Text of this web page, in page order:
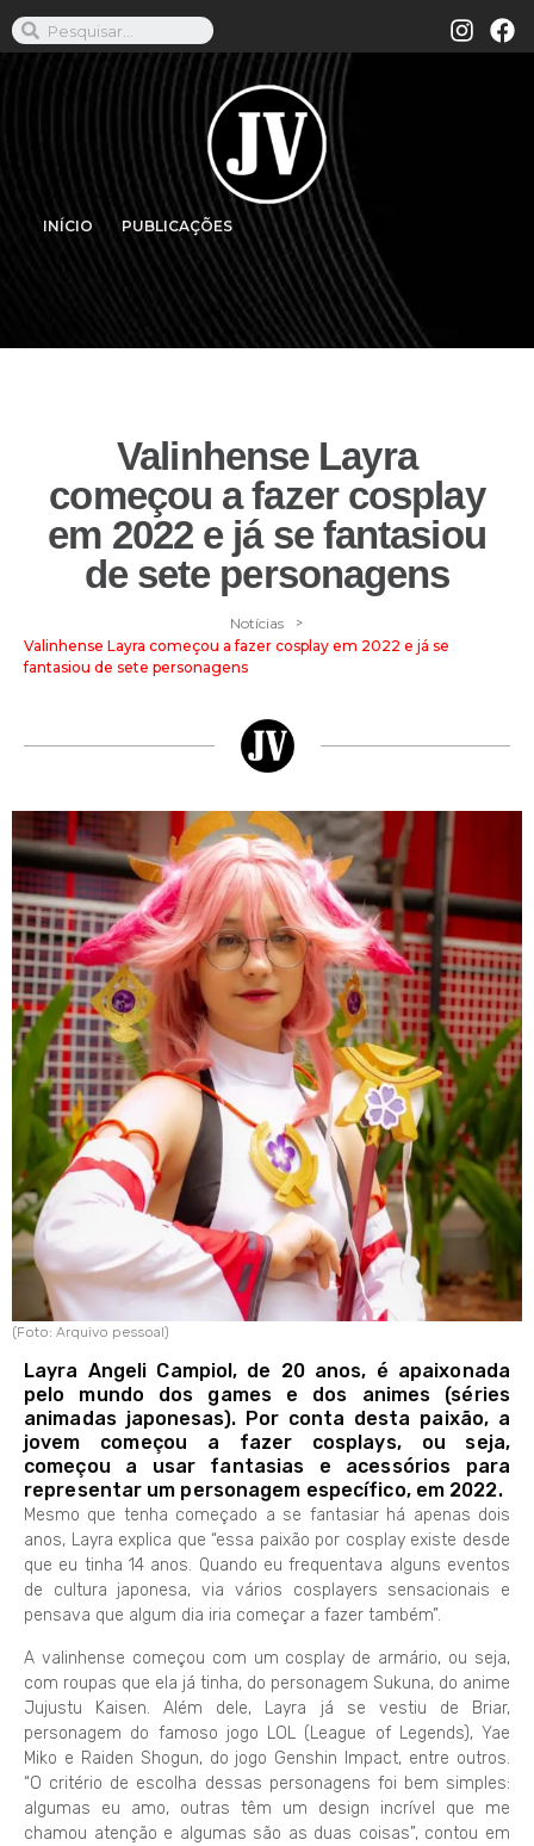
INÍCIO PUBLICAÇÕES
Valinhense Layra
começou a fazer cosplay
em 2022 e já se fantasiou
de sete personagens
Notícias >
Valinhense Layra começou a fazer cosplay em 2022 e já se
fantasiou de sete personagens
(Foto: Arquivo pessoal)
Layra Angeli Campiol, de 20 anos, é apaixonada
pelo mundo dos games e dos animes (séries
animadas japonesas). Por conta desta paixão, a
jovem começou a fazer cosplays, ou seja,
começou a usar fantasias e acessórios para
representar um personagem específico, em 2022.
Mesmo que tenha começado a se fantasiar há apenas dois
anos, Layra explica que “essa paixão por cosplay existe desde
que eu tinha 14 anos. Quando eu frequentava alguns eventos
de cultura japonesa, via vários cosplayers sensacionais e
pensava que algum dia iria começar a fazer também”.
A valinhense começou com um cosplay de armário, ou seja,
com roupas que ela já tinha, do personagem Sukuna, do anime
Jujustu Kaisen. Além dele, Layra já se vestiu de Briar,
personagem do famoso jogo LOL (League of Legends), Yae
Miko e Raiden Shogun, do jogo Genshin Impact, entre outros.
“O critério de escolha dessas personagens foi bem simples:
algumas eu amo, outras têm um design incrível que me
chamou atenção e algumas são as duas coisas”, contou em